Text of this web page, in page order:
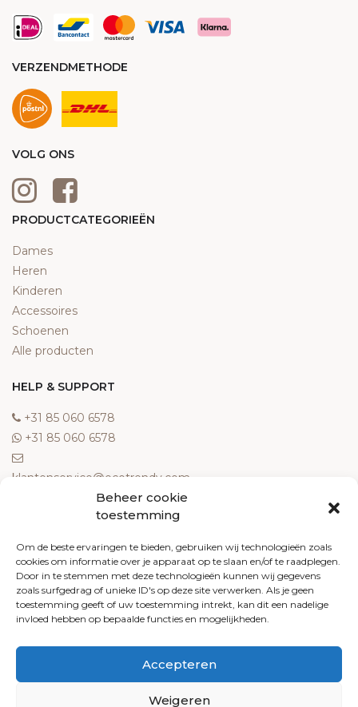
Beheer cookie
toestemming
Om de beste ervaringen te bieden, gebruiken wij technologieën zoals
cookies om informatie over je apparaat op te slaan en/of te raadplegen.
Door in te stemmen met deze technologieën kunnen wij gegevens
zoals surfgedrag of unieke ID's op deze site verwerken. Als je geen
toestemming geeft of uw toestemming intrekt, kan dit een nadelige
invloed hebben op bepaalde functies en mogelijkheden.
Accepteren
Weigeren
VERZENDMETHODE
VOLG ONS
PRODUCTCATEGORIEËN
Dames
Heren
Kinderen
Accessoires
Schoenen
Alle producten
HELP & SUPPORT
‎+31 85 060 6578
‎+31 85 060 6578
klantenservice@ecotrendy.com
Meest gestelde vragen
Contact
Algemene voorwaarden
Retourneren
Klachten
Privacy policy